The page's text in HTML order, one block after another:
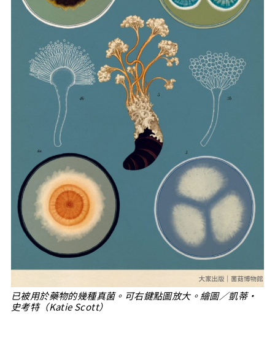
已被用於藥物的幾種真菌。可右鍵點圖放大。繪圖／凱蒂・
史考特（Katie Scott）